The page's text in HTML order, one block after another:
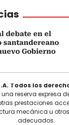
debate en el
santandereano
Gobierno
Todos los
una reserva expresa
prestaciones
mecánica u
adecuados.